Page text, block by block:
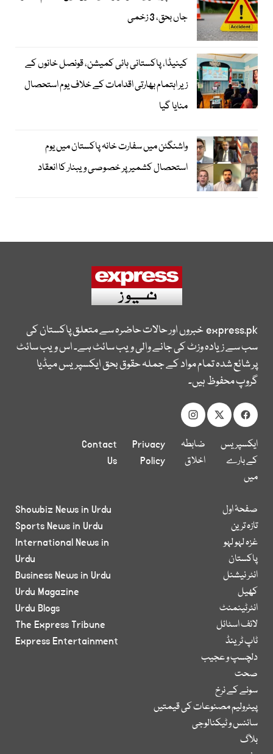
جاں بحق، 3 زخمی
کینیڈا، پاکستانی ہائی کمیشن، قونصل خانوں کے
زیر اہتمام بھارتی اقدامات کے خلاف یوم استحصال
منایا گیا
واشنگٹن میں سفارت خانہ پاکستان میں یوم
استحصال کشمیر پر خصوصی ویبنار کا انعقاد
express.pkخبروں اور حالات حاضرہ سے متعلق پاکستان کی
سب سے زیادہ وزٹ کی جانے والی ویب سائٹ ہے۔ اس ویب سائٹ
پر شائع شدہ تمام مواد کے جملہ حقوق بحق ایکسپریس میڈیا
گروپ محفوظ ہیں۔
ایکسپریس
کے بارے
میں
ضابطہ
اخلاق
Privacy
Policy
Contact
Us
صفحۂ اول
تازہ ترین
غزہ لہو لہو
پاکستان
انٹر نیشنل
کھیل
انٹرٹینمنٹ
لائف اسٹائل
ٹاپ ٹرینڈ
دلچسپ و عجیب
صحت
سونے کے نرخ
پیٹرولیم مصنوعات کی قیمتیں
سائنس و ٹیکنالوجی
بلاگ
Showbiz News in Urdu
Sports News in Urdu
International News in
Urdu
Business News in Urdu
Urdu Magazine
Urdu Blogs
The Express Tribune
Express Entertainment